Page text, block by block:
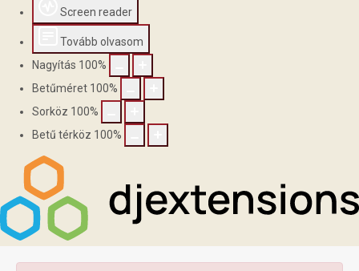
Screen reader
Tovább olvasom
Nagyítás 100%
Betűméret 100%
Sorköz 100%
Betű térköz 100%